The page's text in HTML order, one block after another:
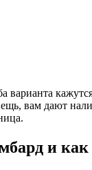
варианта
вам дают
и как